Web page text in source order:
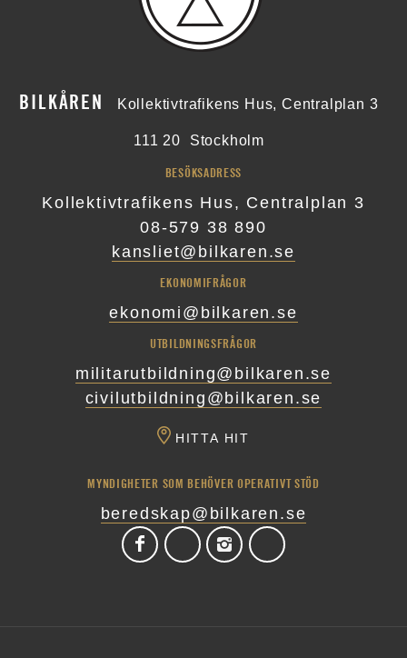
BILKÅREN Kollektivtrafikens Hus, Centralplan 3
111 20 Stockholm
BESÖKSADRESS
Kollektivtrafikens Hus, Centralplan 3
08-579 38 890
kansliet@bilkaren.se
EKONOMIFRÅGOR
ekonomi@bilkaren.se
UTBILDNINGSFRÅGOR
militarutbildning@bilkaren.se
civilutbildning@bilkaren.se
HITTA HIT
MYNDIGHETER SOM BEHÖVER OPERATIVT STÖD
beredskap@bilkaren.se